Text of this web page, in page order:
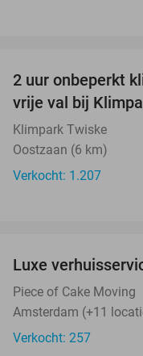
2 uur onbeperkt
vrije val bij
Klimpark Twiske
Oostzaan (6 km)
Verkocht: 1.207
Luxe
Piece of Cake Moving
Amsterdam (+11
Verkocht: 257